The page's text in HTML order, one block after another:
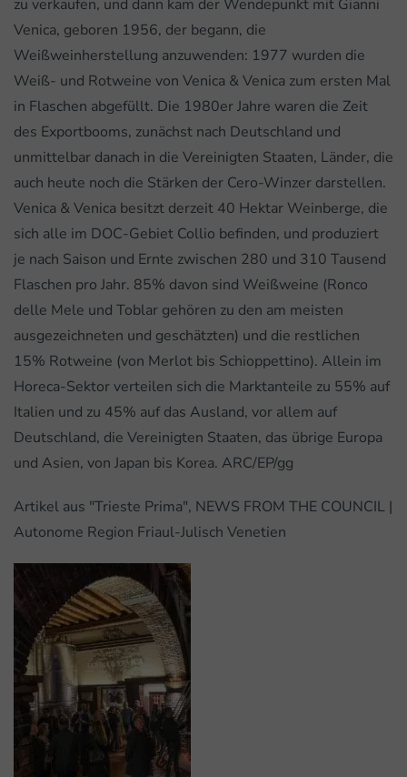
zu verkaufen, und dann kam der Wendepunkt mit Gianni
Venica, geboren 1956, der begann, die
Weißweinherstellung anzuwenden: 1977 wurden die
Weiß- und Rotweine von Venica & Venica zum ersten Mal
in Flaschen abgefüllt. Die 1980er Jahre waren die Zeit
des Exportbooms, zunächst nach Deutschland und
unmittelbar danach in die Vereinigten Staaten, Länder, die
auch heute noch die Stärken der Cero-Winzer darstellen.
Venica & Venica besitzt derzeit 40 Hektar Weinberge, die
sich alle im DOC-Gebiet Collio befinden, und produziert
je nach Saison und Ernte zwischen 280 und 310 Tausend
Flaschen pro Jahr. 85% davon sind Weißweine (Ronco
delle Mele und Toblar gehören zu den am meisten
ausgezeichneten und geschätzten) und die restlichen
15% Rotweine (von Merlot bis Schioppettino). Allein im
Horeca-Sektor verteilen sich die Marktanteile zu 55% auf
Italien und zu 45% auf das Ausland, vor allem auf
Deutschland, die Vereinigten Staaten, das übrige Europa
und Asien, von Japan bis Korea. ARC/EP/gg
Artikel aus "Trieste Prima", NEWS FROM THE COUNCIL |
Autonome Region Friaul-Julisch Venetien